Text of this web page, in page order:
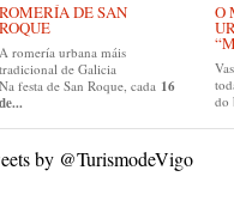
ROMERÍA DE SAN
ROQUE
A romería urbana máis
tradicional de Galicia
Na festa de San Roque, cada 16
de...
O
do
by @TurismodeVigo